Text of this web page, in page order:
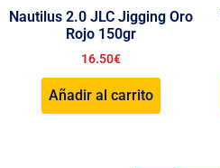
Nautilus 2.0 JLC Jigging Oro
Rojo 150gr
16.50€
Añadir al carrito